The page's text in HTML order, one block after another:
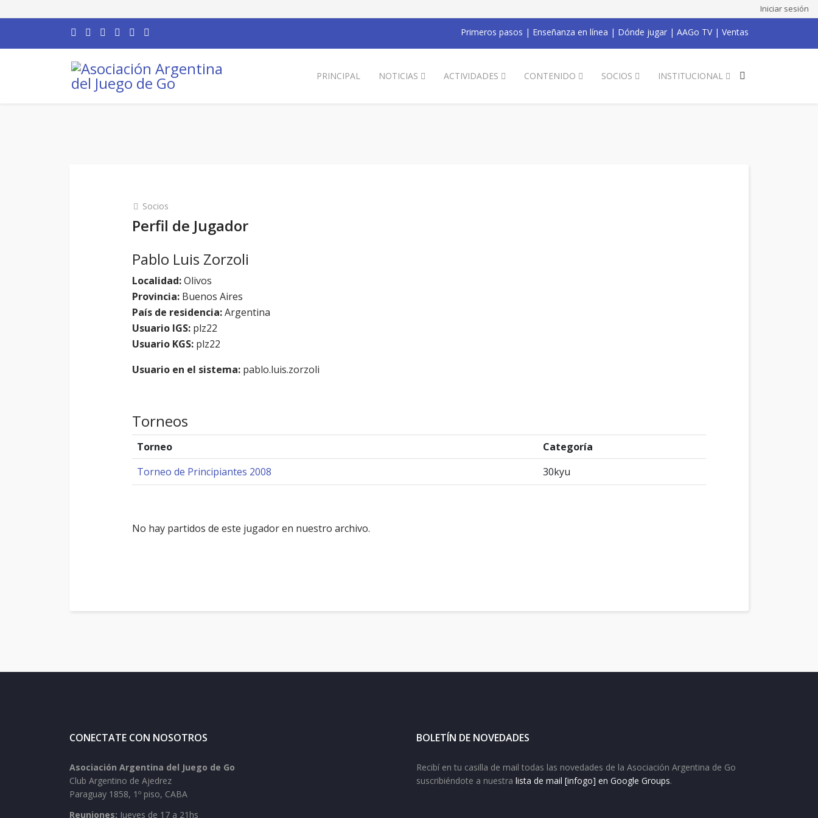
Iniciar sesión
Primeros pasos | Enseñanza en línea | Dónde jugar | AAGo TV| Ventas
PRINCIPAL NOTICIAS ACTIVIDADES CONTENIDO SOCIOS INSTITUCIONAL
Socios
Perfil de Jugador
Pablo Luis Zorzoli
Localidad:Olivos
Provincia: Buenos Aires
País de residencia:Argentina
Usuario IGS: plz22
Usuario KGS: plz22
Usuario en el sistema: pablo.luis.zorzoli
Torneos
Torneo
Categoría
Torneo de Principiantes 2008
30kyu
No hay partidos de este jugador en nuestro archivo.
CONECTATE CON NOSOTROS
Asociación Argentina del Juego de Go
Club Argentino de Ajedrez
Paraguay 1858, 1º piso, CABA
Reuniones: Jueves de 17 a 21hs
BOLETÍN DE NOVEDADES
Recibí en tu casilla de mail todas las novedades de la Asociación Argentina de Go
suscribiéndote a nuestra lista de mail [infogo] en Google Groups.